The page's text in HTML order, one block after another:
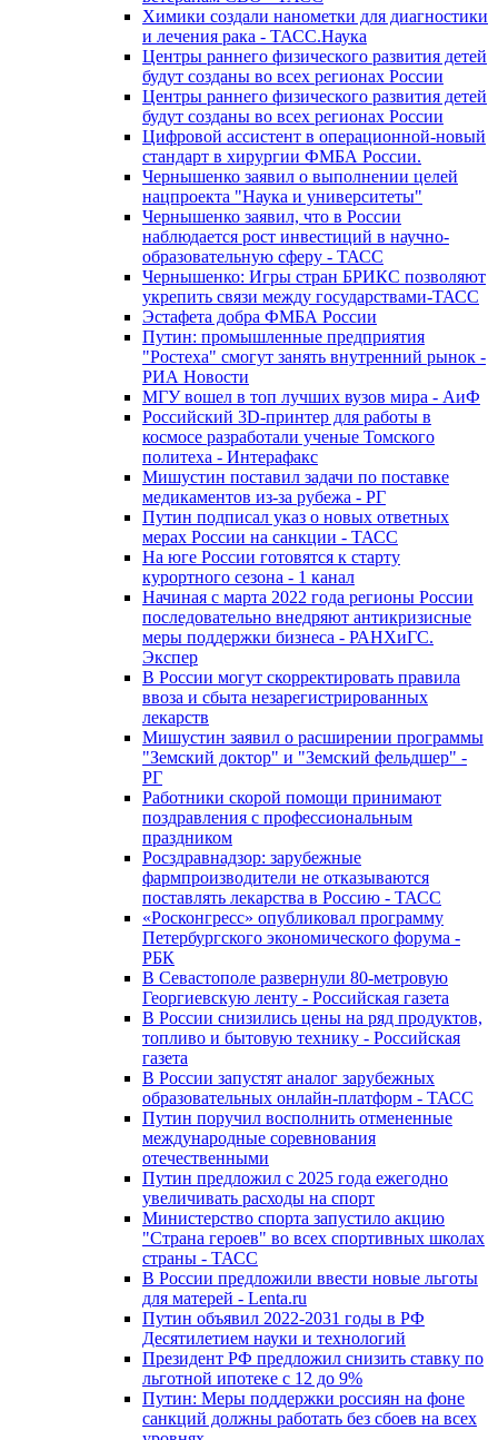
Химики создали нанометки для диагностики
и лечения рака - ТАСС.Наука
Центры раннего физического развития детей
будут созданы во всех регионах России
Центры раннего физического развития детей
будут созданы во всех регионах России
Цифровой ассистент в операционной-новый
стандарт в хирургии ФМБА России.
Чернышенко заявил о выполнении целей
нацпроекта "Наука и университеты"
Чернышенко заявил, что в России
наблюдается рост инвестиций в научно-
образовательную сферу - ТАСС
Чернышенко: Игры стран БРИКС позволяют
укрепить связи между государствами-ТАСС
Эстафета добра ФМБА России
Путин: промышленные предприятия
"Ростеха" смогут занять внутренний рынок -
РИА Новости
МГУ вошел в топ лучших вузов мира - АиФ
Российский 3D-принтер для работы в
космосе разработали ученые Томского
политеха - Интерафакс
Мишустин поставил задачи по поставке
медикаментов из-за рубежа - РГ
Путин подписал указ о новых ответных
мерах России на санкции - ТАСС
На юге России готовятся к старту
курортного сезона - 1 канал
Начиная с марта 2022 года регионы России
последовательно внедряют антикризисные
меры поддержки бизнеса - РАНХиГС.
Экспер
В России могут скорректировать правила
ввоза и сбыта незарегистрированных
лекарств
Мишустин заявил о расширении программы
"Земский доктор" и "Земский фельдшер" -
РГ
Работники скорой помощи принимают
поздравления с профессиональным
праздником
Росздравнадзор: зарубежные
фармпроизводители не отказываются
поставлять лекарства в Россию - ТАСС
«Росконгресс» опубликовал программу
Петербургского экономического форума -
РБК
В Севастополе развернули 80-метровую
Георгиевскую ленту - Российская газета
В России снизились цены на ряд продуктов,
топливо и бытовую технику - Российская
газета
В России запустят аналог зарубежных
образовательных онлайн-платформ - ТАСС
Путин поручил восполнить отмененные
международные соревнования
отечественными
Путин предложил с 2025 года ежегодно
увеличивать расходы на спорт
Министерство спорта запустило акцию
"Страна героев" во всех спортивных школах
страны - ТАСС
В России предложили ввести новые льготы
для матерей - Lenta.ru
Путин объявил 2022-2031 годы в РФ
Десятилетием науки и технологий
Президент РФ предложил снизить ставку по
льготной ипотеке с 12 до 9%
Путин: Меры поддержки россиян на фоне
санкций должны работать без сбоев на всех